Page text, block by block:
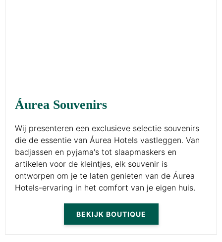
Áurea Souvenirs
Wij presenteren een exclusieve selectie souvenirs
die de essentie van Áurea Hotels vastleggen. Van
badjassen en pyjama's tot slaapmaskers en
artikelen voor de kleintjes, elk souvenir is
ontworpen om je te laten genieten van de Áurea
Hotels-ervaring in het comfort van je eigen huis.